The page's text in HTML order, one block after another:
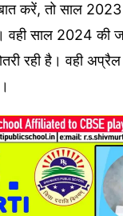
बात करें, तो साल
वही साल 2024 की
रही है। वही